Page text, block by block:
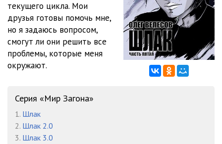
10 35:08
11
12 24:02
13
15
16
текущего цикла. Мои
друзья готовы помочь мне,
но я задаюсь вопросом,
смогут ли они решить все
проблемы, которые меня
окружают.
Серия «Мир Загона»
1. Шлак
2. Шлак 2.0
3. Шлак 3.0